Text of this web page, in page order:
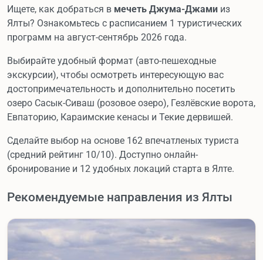
Ищете, как добраться в мечеть Джума-Джами из
Ялты? Ознакомьтесь с расписанием 1 туристических
программ на август-сентябрь 2026 года.
Выбирайте удобный формат (авто-пешеходные
экскурсии), чтобы осмотреть интересующую вас
достопримечательность и дополнительно посетить
озеро Сасык-Сиваш (розовое озеро), Гезлёвские ворота,
Евпаторию, Караимские кенасы и Текие дервишей.
Сделайте выбор на основе 162 впечатленых туриста
(средний рейтинг 10/10). Доступно онлайн-
бронирование и 12 удобных локаций старта в Ялте.
Рекомендуемые направления из Ялты